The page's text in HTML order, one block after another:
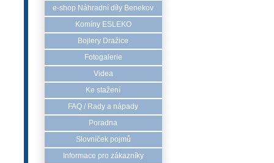
e-shop Náhradní díly Benekov
Komíny ESLEKO
Bojlery Dražice
Fotogalerie
Videa
Ke stažení
FAQ / Rady a nápady
Poradna
Slovníček pojmů
Informace pro zákazníky